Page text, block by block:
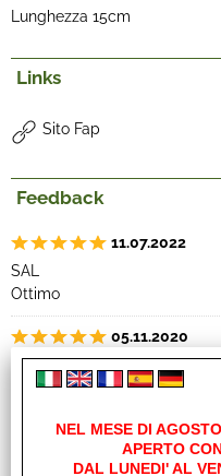
Lunghezza 15cm
Links
Sito Fap
Feedback
11.07.2022
SAL
Ottimo
05.11.2020
MAS
Prodotto perfetto,
29.06.2016
NEL MESE DI
APERTO
DAL LUNEDI' AL